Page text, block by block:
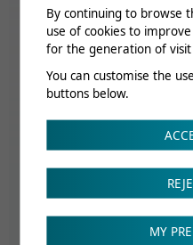
Accès
Nous vous
ligne BS12 : départ Sion,
Le nombre de places de
réadaptation étant limité,
By continuing to browse
use of cookies to
for the generation of visit
You can customise the
buttons below.
MY